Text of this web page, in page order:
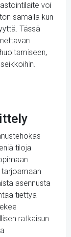
voi
samalla kun
Tässä
tiloja
asennusta
tiettyä
ratkaisun